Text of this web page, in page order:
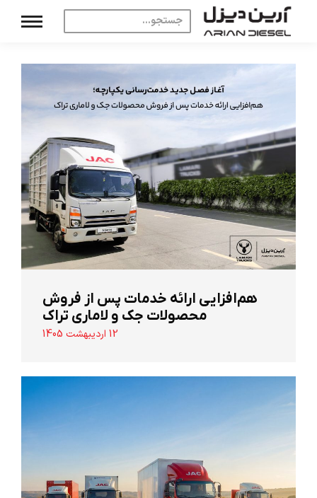
هم‌افزایی ارائه خدمات پس از فروش
محصولات جک و لاماری تراک
12 اردیبهشت 1405